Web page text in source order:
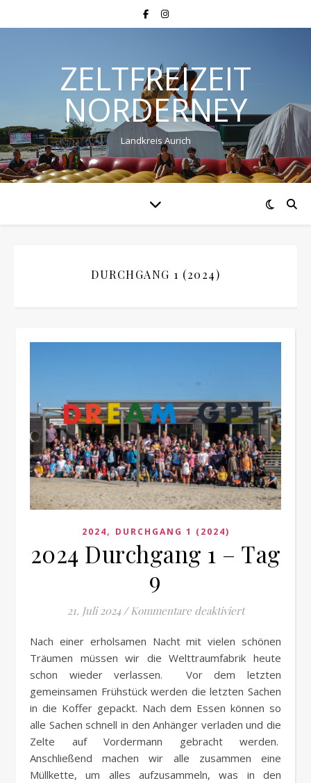
ZELTFREIZEIT
NORDERNEY
Landkreis Aurich
DURCHGANG 1 (2024)
2024, DURCHGANG 1 (2024)
2024 Durchgang 1 – Tag
9
21. Juli 2024 / Kommentare deaktiviertfür 2024
Nach einer erholsamen Nacht mit vielen schönen
Träumen müssen wir die Welttraumfabrik heute
schon wieder verlassen. Vor dem letzten
gemeinsamen Frühstück werden die letzten Sachen
in die Koffer gepackt. Nach dem Essen können so
alle Sachen schnell in den Anhänger verladen und die
Zelte auf Vordermann gebracht werden.
Anschließend machen wir alle zusammen eine
Müllkette, um alles aufzusammeln, was in den